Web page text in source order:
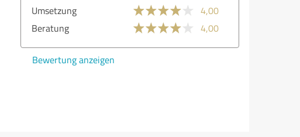
Umsetzung
4,00
Beratung
4,00
Bewertung anzeigen